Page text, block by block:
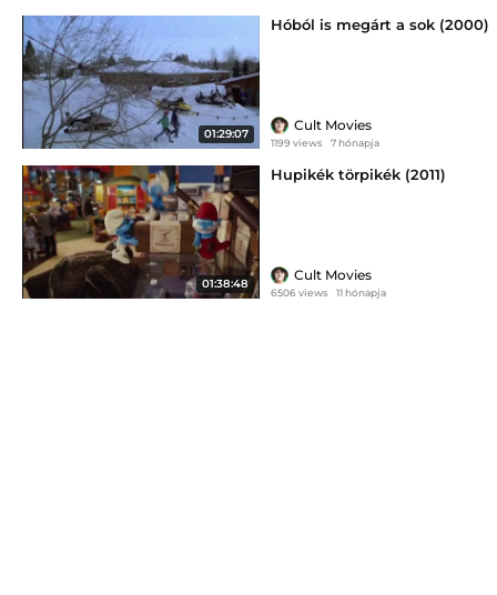
01:29:07
Hóból is megárt a sok (2000)
Cult Movies
1199 views 7 hónapja
01:38:48
Hupikék törpikék (2011)
Cult Movies
6506 views 11 hónapja